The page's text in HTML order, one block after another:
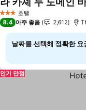
3 성급 호텔
8.4 아주 좋음 2,612
날짜를 선택해 정확한
인기 만점